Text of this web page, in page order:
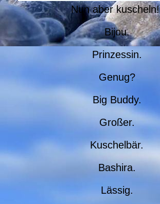
Nun aber kuscheln!
Bijou.
Prinzessin.
Genug?
Big Buddy.
Großer.
Kuschelbär.
Bashira.
Lässig.